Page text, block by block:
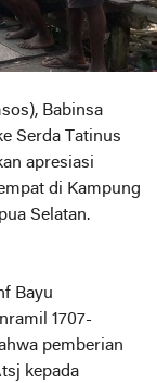
Babinsa
Serda Tatinus
apresiasi
di Kampung
Selatan.
Bayu
1707-
pemberian
kepada